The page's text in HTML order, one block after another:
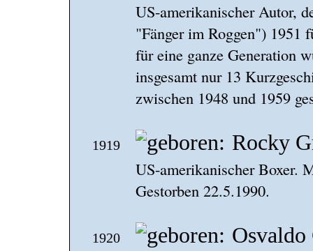
US-amerikanischer Autor,
"Fänger im Roggen") 1951
für eine ganze Generation
insgesamt nur 13
zwischen 1948 und 1959
1919 Rocky
US-amerikanischer Boxer.
Gestorben 22.5.1990.
1920